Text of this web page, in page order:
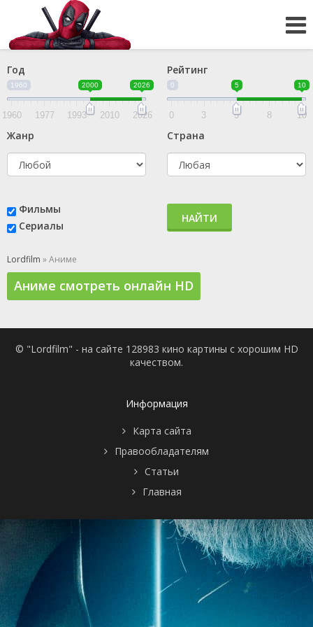
Год
1960 2000 2026
1960 1977 1993 2010 2026
Рейтинг
0 5 10
0 3 5 8 10
Жанр Страна
Фильмы
Сериалы
НАЙТИ
Lordfilm » Аниме
Аниме смотреть онлайн HD
© "Lordfilm" - на сайте 128983 кино картины с хорошим HD
качеством.
Информация
Карта сайта
Правообладателям
Статьи
Главная